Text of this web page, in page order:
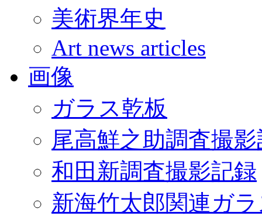
美術界年史
Art news articles
画像
ガラス乾板
尾高鮮之助調査撮
和田新調査撮影記録
新海竹太郎関連ガ